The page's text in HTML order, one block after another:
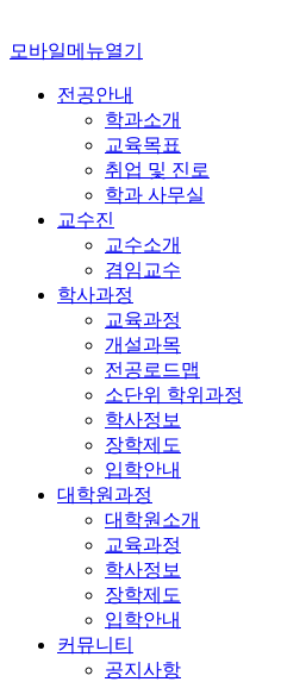
모바일메뉴열기
전공안내
학과소개
교육목표
취업 및 진로
학과 사무실
교수진
교수소개
겸임교수
학사과정
교육과정
개설과목
전공로드맵
소단위 학위과정
학사정보
장학제도
입학안내
대학원과정
대학원소개
교육과정
학사정보
장학제도
입학안내
커뮤니티
공지사항